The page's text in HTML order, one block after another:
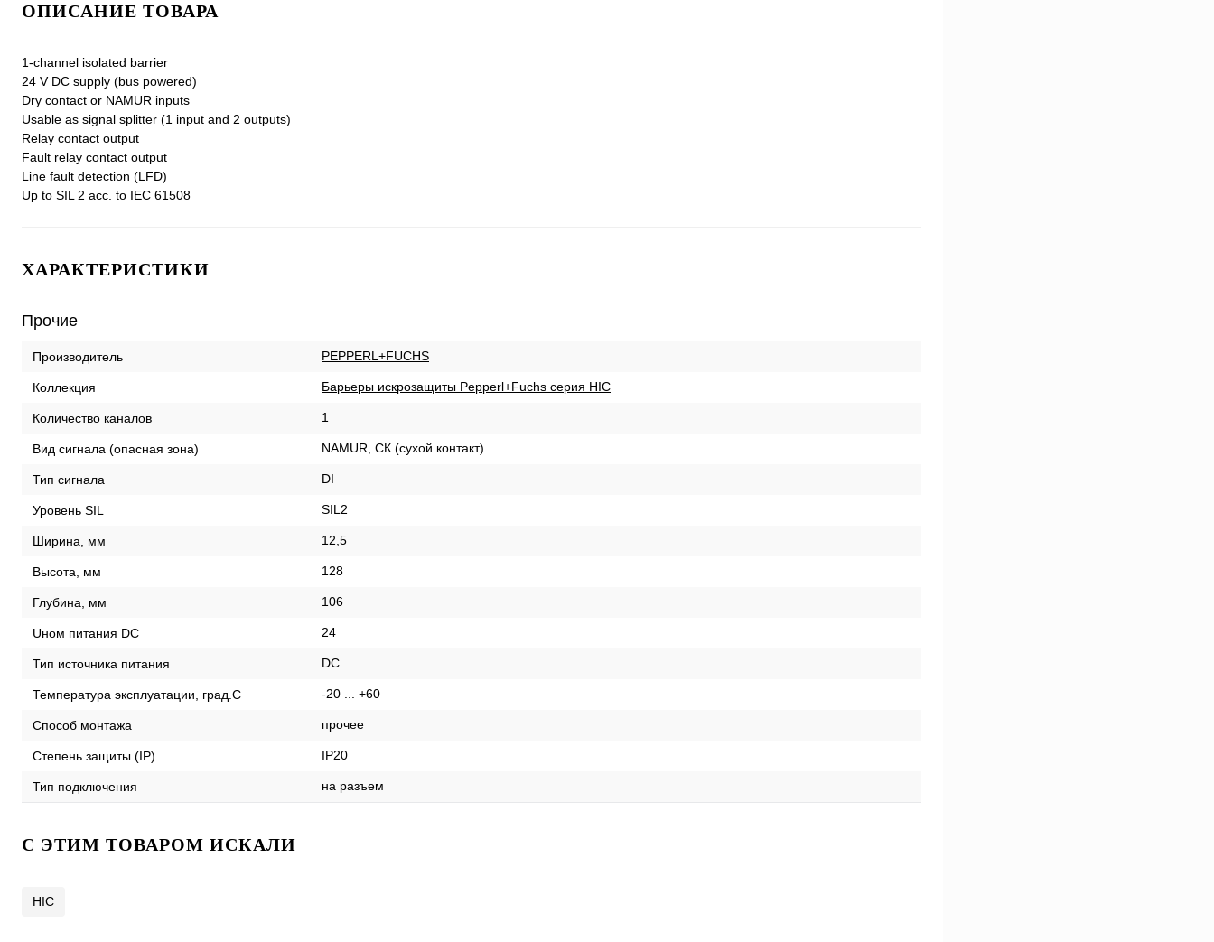
ОПИСАНИЕ ТОВАРА
1-channel isolated barrier
24 V DC supply (bus powered)
Dry contact or NAMUR inputs
Usable as signal splitter (1 input and 2 outputs)
Relay contact output
Fault relay contact output
Line fault detection (LFD)
Up to SIL 2 acc. to IEC 61508
ХАРАКТЕРИСТИКИ
Прочие
Производитель PEPPERL+FUCHS
Коллекция Барьеры искрозащиты Pepperl+Fuchs серия HIC
Количество каналов 1
Вид сигнала (опасная зона) NAMUR, СК (сухой контакт)
Тип сигнала DI
Уровень SIL SIL2
Ширина, мм 12,5
Высота, мм 128
Глубина, мм 106
Uном питания DC 24
Тип источника питания DC
Температура эксплуатации, град.С -20 ... +60
Способ монтажа прочее
Степень защиты (IP) IP20
Тип подключения на разъем
C ЭТИМ ТОВАРОМ ИСКАЛИ
HIC